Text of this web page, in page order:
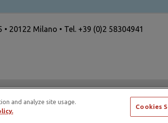
20122 Milano • Tel. +39 (0)2 58304941
Alliance e di ICAS – International Council
and analyze site usage.
Cookies